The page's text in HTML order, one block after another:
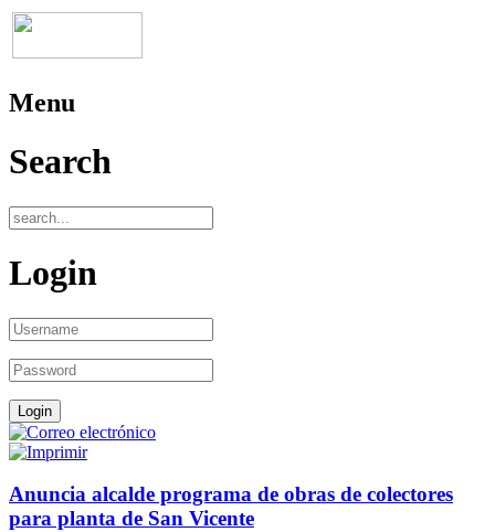
Menu
Search
Login
Anuncia alcalde programa de obras de colectores
para planta de San Vicente